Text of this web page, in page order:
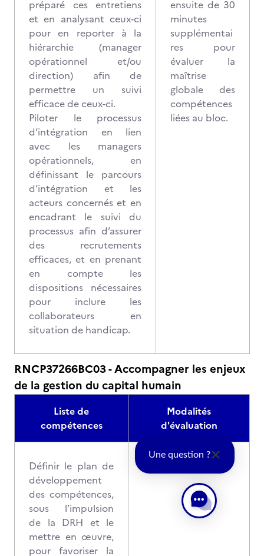
préparé ces entretiens
et en analysant ceux-ci
pour en reporter à la
hiérarchie (manager
opérationnel et/ou
direction) afin de
permettre un suivi
efficace de ceux-ci.
Piloter le processus
d’intégration en lien
avec les managers
opérationnels, en
définissant le parcours
d’intégration et les
acteurs concernés et en
encadrant le suivi du
processus afin d’assurer
des recrutements
efficaces, et en prenant
en compte les
dispositions nécessaires
pour inclure les
collaborateurs en
situation de handicap.
ensuite de 30
minutes
supplémentai
res pour
évaluer la
maîtrise
globale des
compétences
liées au bloc.
RNCP37266BC03 - Accompagner les enjeux
de la gestion du capital humain
Liste de
compétences
Modalités
d'évaluation
Définir le plan de
développement
des compétences,
sous l’impulsion
de la DRH et le
mettre en œuvre,
pour favoriser la
Une question ?